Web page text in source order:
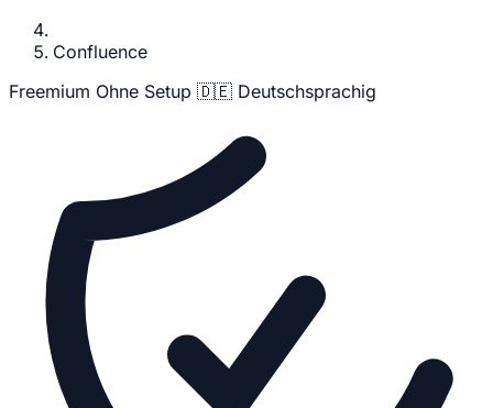
Confluence
Freemium Ohne Setup 🇩🇪 Deutschsprachig